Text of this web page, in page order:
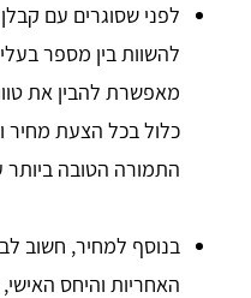
לפני שסוגרים עם
להשוות בין מספר
מאפשרת להבין את
כלול בכל הצעת מחיר
התמורה הטובה
בנוסף למחיר, חשוב
האחריות והיחס